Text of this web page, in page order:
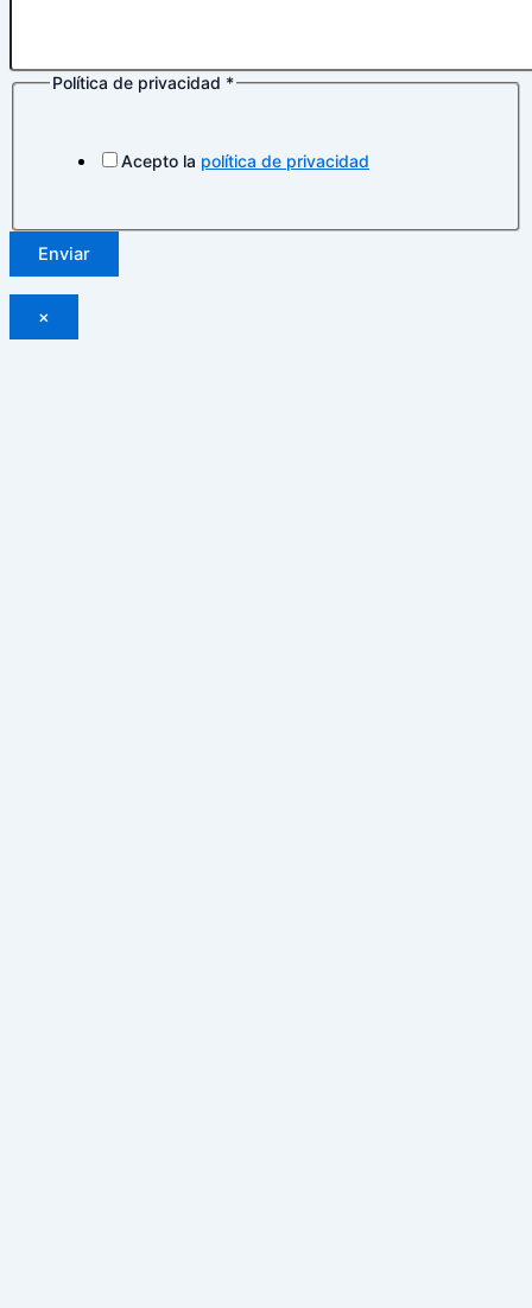
Política de privacidad *
Acepto la política de privacidad
Enviar
×